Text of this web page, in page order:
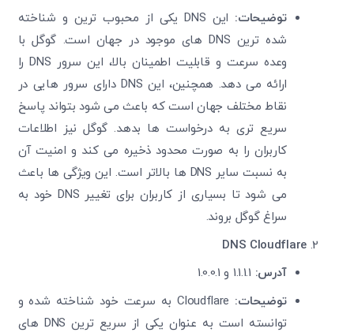
توضیحات:
این DNS یکی از محبوب ‌ترین و شناخته
‌شده ‌ترین DNS
های موجود در جهان است. گوگل با
وعده سرعت و قابلیت اطمینان بالا، این سرور
DNS را
ارائه می ‌دهد. همچنین، این DNS دارای سرور هایی در
نقاط مختلف جهان است که باعث می ‌شود بتواند پاسخ
سریع‌ تری به درخواست‌ ها بدهد. گوگل نیز اطلاعات
کاربران را به‌ صورت محدود ذخیره می‌ کند و امنیت آن
به نسبت سایر DNS
ها بالاتر است. این ویژگی‌ ها باعث
می ‌شود تا بسیاری از کاربران برای تغییر
DNS خود به
سراغ گوگل بروند.
DNS Cloudflare
آدرس:
توضیحات:
Cloudflare به سرعت خود شناخته شده و
توانسته است به عنوان یکی از سریع‌ ترین DNS
های